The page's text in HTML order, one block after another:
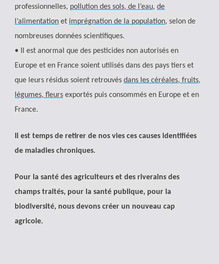
professionnelles, pollution des sols, de l’eau, de
l’alimentation et imprégnation de la population, selon de
nombreuses données scientifiques.
• Il est anormal que des pesticides non autorisés en
Europe et en France soient utilisés dans des pays tiers et
que leurs résidus soient retrouvés dans les céréales, fruits,
légumes, fleurs exportés puis consommés en Europe et en
France.
Il est temps de retirer de nos vies ces causes identifiées
de maladies chroniques.
Pour la santé des agriculteurs et des riverains des
champs traités, pour la santé publique, pour la
biodiversité, nous devons créer un nouveau cap
agricole.